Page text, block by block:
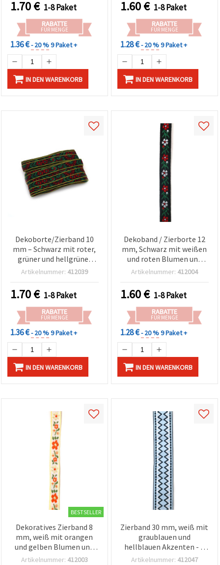
1.70€ 1-8 Paket
RABATTE
FÜR MENGE
1.36 €- 20 %9 Paket +
IN DEN WARENKORB
1.60€ 1-8 Paket
RABATTE
FÜR MENGE
1.28 €- 20 %9 Paket +
IN DEN WARENKORB
Dekoborte/Zierband 10
mm – Schwarz mit roter,
grüner und hellgrüner
Kante – 5 m
Artikelnummer: 412039
1.70€ 1-8 Paket
RABATTE
FÜR MENGE
1.36 €- 20 %9 Paket +
IN DEN WARENKORB
Dekoband / Zierborte 12
mm, Schwarz mit weißen
und roten Blumen und
grünen Blättern – 5 m
Artikelnummer: 412004
1.60€ 1-8 Paket
RABATTE
FÜR MENGE
1.28 €- 20 %9 Paket +
IN DEN WARENKORB
BESTSELLER
Dekoratives Zierband 8
mm, weiß mit orangen
und gelben Blumen und
grünen Blättern – 5 m
Artikelnummer: 412003
Zierband 30 mm, weiß mit
graublauen und
hellblauen Akzenten - 5
m
Artikelnummer: 412047